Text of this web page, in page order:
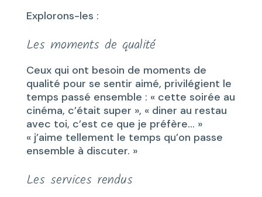
Explorons-les :
Les moments de qualité
Ceux qui ont besoin de moments de
qualité pour se sentir aimé, privilégient le
temps passé ensemble : « cette soirée au
cinéma, c’était super », « diner au restau
avec toi, c’est ce que je préfère… »
« j’aime tellement le temps qu’on passe
ensemble à discuter. »
Les services rendus